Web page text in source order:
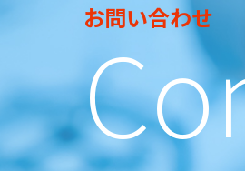
お問い合わせ